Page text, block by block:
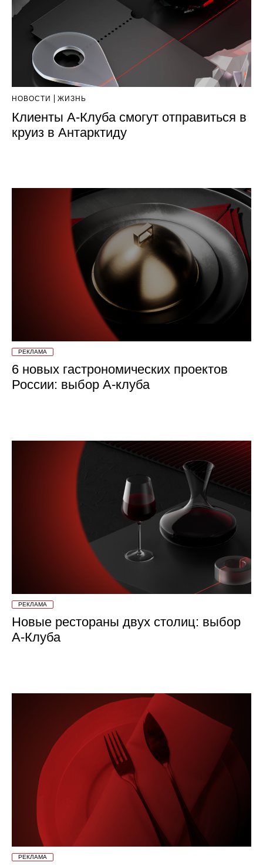
НОВОСТИ ЖИЗНЬ
Клиенты А-Клуба смогут отправиться в
круиз в Антарктиду
РЕКЛАМА
6 новых гастрономических проектов
России: выбор А-клуба
РЕКЛАМА
Новые рестораны двух столиц: выбор
А-Клуба
РЕКЛАМА